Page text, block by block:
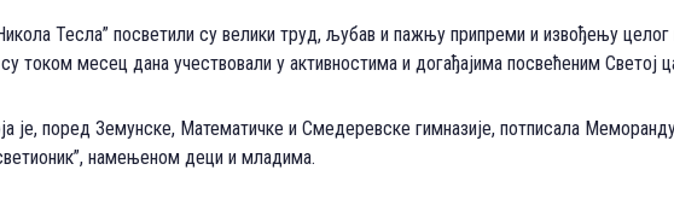
Тесла” посветили су велики труд, љубав и пажњу припреми и извођењу
током месец дана учествовали у активностима и догађајима посвећеним Светој
је, поред Земунске, Математичке и Смедеревске гимназије, потписала
намењеном деци и младима.